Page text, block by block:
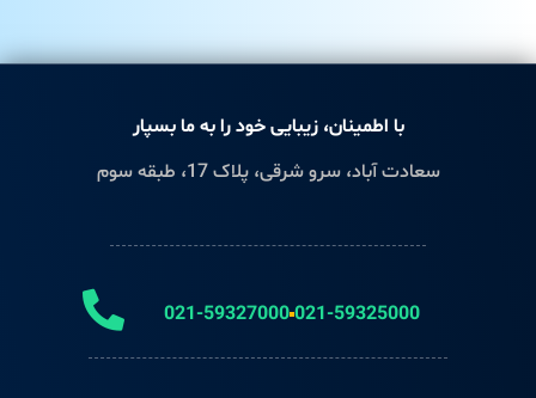
با اطمینان، زیبایی خود را به ما بسپار
سعادت آباد، سرو شرقی، پلاک 17، طبقه سوم
021-59325000
021-59327000